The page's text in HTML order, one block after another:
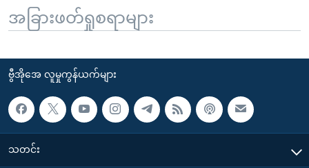
အခြားဖတ်ရှုစရာများ
ဗွီအိုအေ လူမှုကွန်ယက်များ
သတင်း